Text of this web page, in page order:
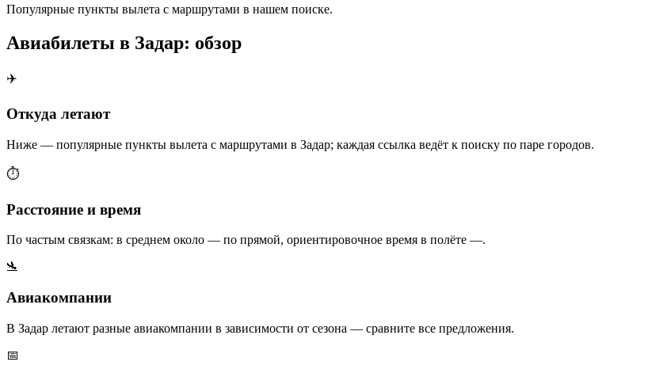
Популярные пункты вылета с маршрутами в нашем поиске.
Авиабилеты в Задар: обзор
✈️
Откуда летают
Ниже — популярные пункты вылета с маршрутами в Задар; каждая ссылка ведёт к поиску по паре городов.
⏱️
Расстояние и время
По частым связкам: в среднем около — по прямой, ориентировочное время в полёте —.
🛬
Авиакомпании
В Задар летают разные авиакомпании в зависимости от сезона — сравните все предложения.
📅